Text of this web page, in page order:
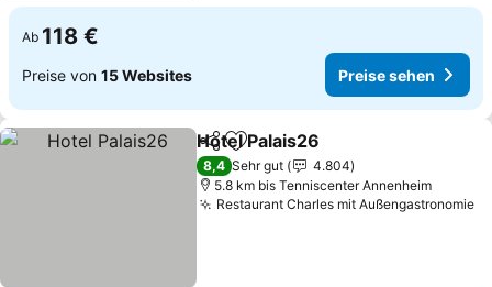
Ab 118 €
Preise von 15 Websites Preise sehen
TeilenZu Favoriten hinzufügen
Hotel Palais26
8,4 Sehr gut
4.804
5.8 km bis Tenniscenter Annenheim
Restaurant Charles mit Außengastronomie